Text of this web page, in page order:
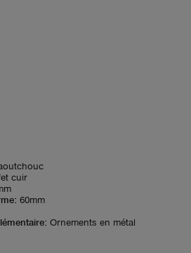
cuir
: 60mm
: Ornements en métal